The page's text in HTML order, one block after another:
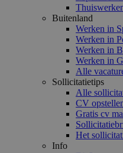
Buitenland
Werken in
Werken in
Werken in
Werken in
Alle
Sollicitatietips
Alle
CV
Gratis cv
Het
Info